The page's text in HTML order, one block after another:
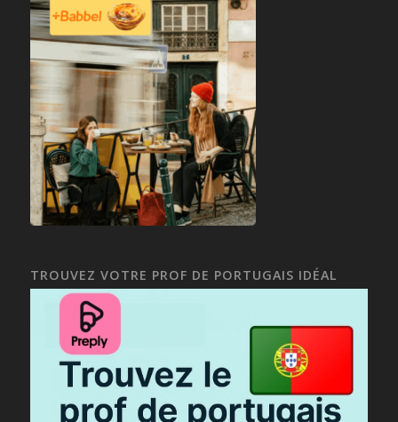
TROUVEZ VOTRE PROF DE PORTUGAIS IDÉAL